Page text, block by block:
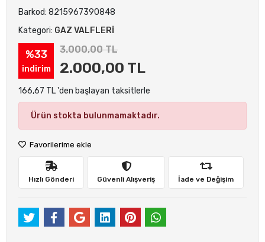
Barkod: 8215967390848
Kategori: GAZ VALFLERİ
%33
indirim
3.000,00 TL
2.000,00 TL
166,67 TL 'den başlayan taksitlerle
Ürün stokta bulunmamaktadır.
Favorilerime ekle
Hızlı Gönderi Güvenli Alışveriş İade ve Değişim